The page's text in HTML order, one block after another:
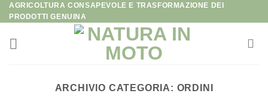
Salta
ai
contenuti
AGRICOLTURA CONSAPEVOLE E TRASFORMAZIONE DEI
PRODOTTI GENUINA
ARCHIVIO CATEGORIA: ORDINI